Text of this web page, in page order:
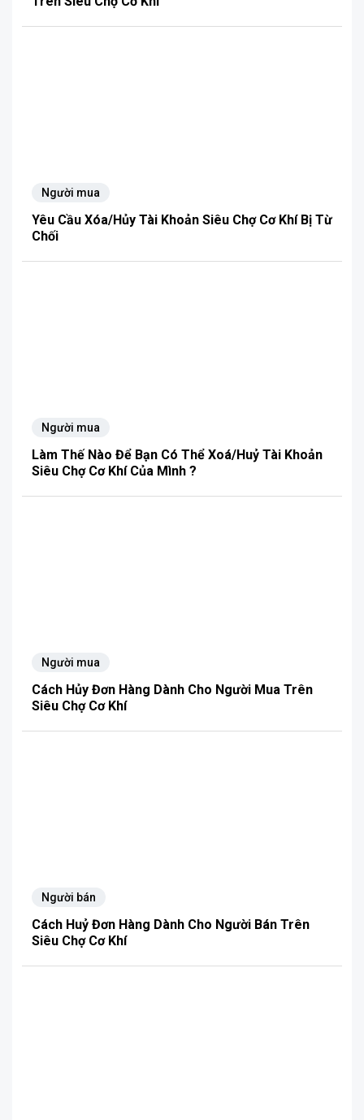
Người mua
Yêu Cầu Xóa/Hủy Tài Khoản Siêu Chợ Cơ Khí Bị Từ
Chối
Người mua
Làm Thế Nào Để Bạn Có Thể Xoá/Huỷ Tài Khoản
Siêu Chợ Cơ Khí Của Mình ?
Người mua
Cách Hủy Đơn Hàng Dành Cho Người Mua Trên
Siêu Chợ Cơ Khí
Người bán
Cách Huỷ Đơn Hàng Dành Cho Người Bán Trên
Siêu Chợ Cơ Khí